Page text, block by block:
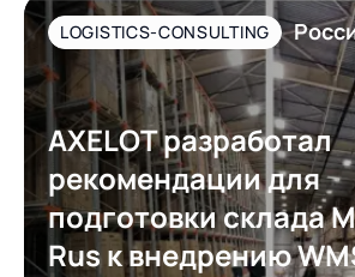
LOGISTICS-CONSULTING
AXELOT разработал
рекомендации для
подготовки склада
Rus к внедрению